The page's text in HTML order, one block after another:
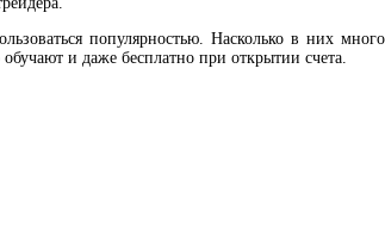
популярностью. Насколько в них
и даже бесплатно при открытии счета.